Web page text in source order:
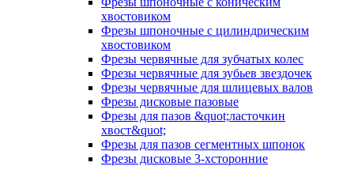
хвостовиком
Фрезы шпоночные с цилиндрическим
хвостовиком
Фрезы червячные для зубчатых колес
Фрезы червячные для зубьев звездочек
Фрезы червячные для шлицевых валов
Фрезы дисковые пазовые
Фрезы для пазов &quot;ласточкин
хвост&quot;
Фрезы для пазов сегментных шпонок
Фрезы дисковые 3-хсторонние